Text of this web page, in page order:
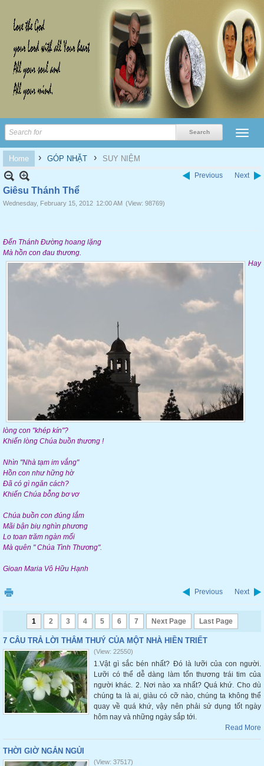
Home › GÓP NHẶT › SUY NIỆM
Previous Next
Giêsu Thánh Thể
Wednesday, February 15, 2012 12:00 AM (View: 98769)
Đến Thánh Đường hoang lặng
Mà hồn con đau thương.
Hay
lòng con "khép kín"?
Khiến lòng Chúa buồn thương !
Nhìn "Nhà tạm im vắng"
Hồn con như hững hờ
Đã có gì ngăn cách?
Khiến Chúa bỗng bơ vơ
Chúa buồn con đúng lắm
Mãi bận biụ nghìn phương
Lo toan trăm ngàn mối
Mà quên " Chúa Tình Thương".
Gioan Maria Vô Hữu Hạnh
Previous Next
1 2 3 4 5 6 7 Next Page Last Page
7 CÂU TRẢ LỜI THÂM THUÝ CỦA MỘT NHÀ HIỀN TRIẾT
(View: 22550)
1.Vật gì sắc bén nhất? Đó là lưỡi của con người.
Lưỡi có thể dễ dàng làm tổn thương trái tim của
người khác. 2. Nơi nào xa nhất? Quá khứ. Cho dù
chúng ta là ai, giàu có cỡ nào, chúng ta không thể
quay về quá khứ, vậy nên phải sử dụng tốt ngày
hôm nay và những ngày sắp tới.
Read More
THỜI GIỜ NGẮN NGỦI
(View: 37517)